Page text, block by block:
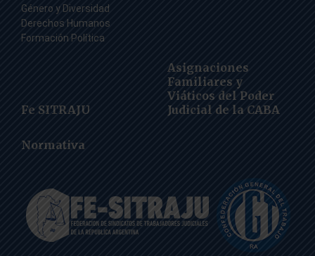
Género y Diversidad
Derechos Humanos
Formación Política
Fe SITRAJU
Asignaciones
Familiares y
Viáticos del Poder
Judicial de la CABA
Normativa